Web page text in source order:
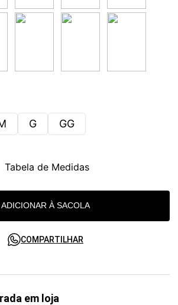
G GG
Tabela de Medidas
ADICIONAR À SACOLA
COMPARTILHAR
em loja